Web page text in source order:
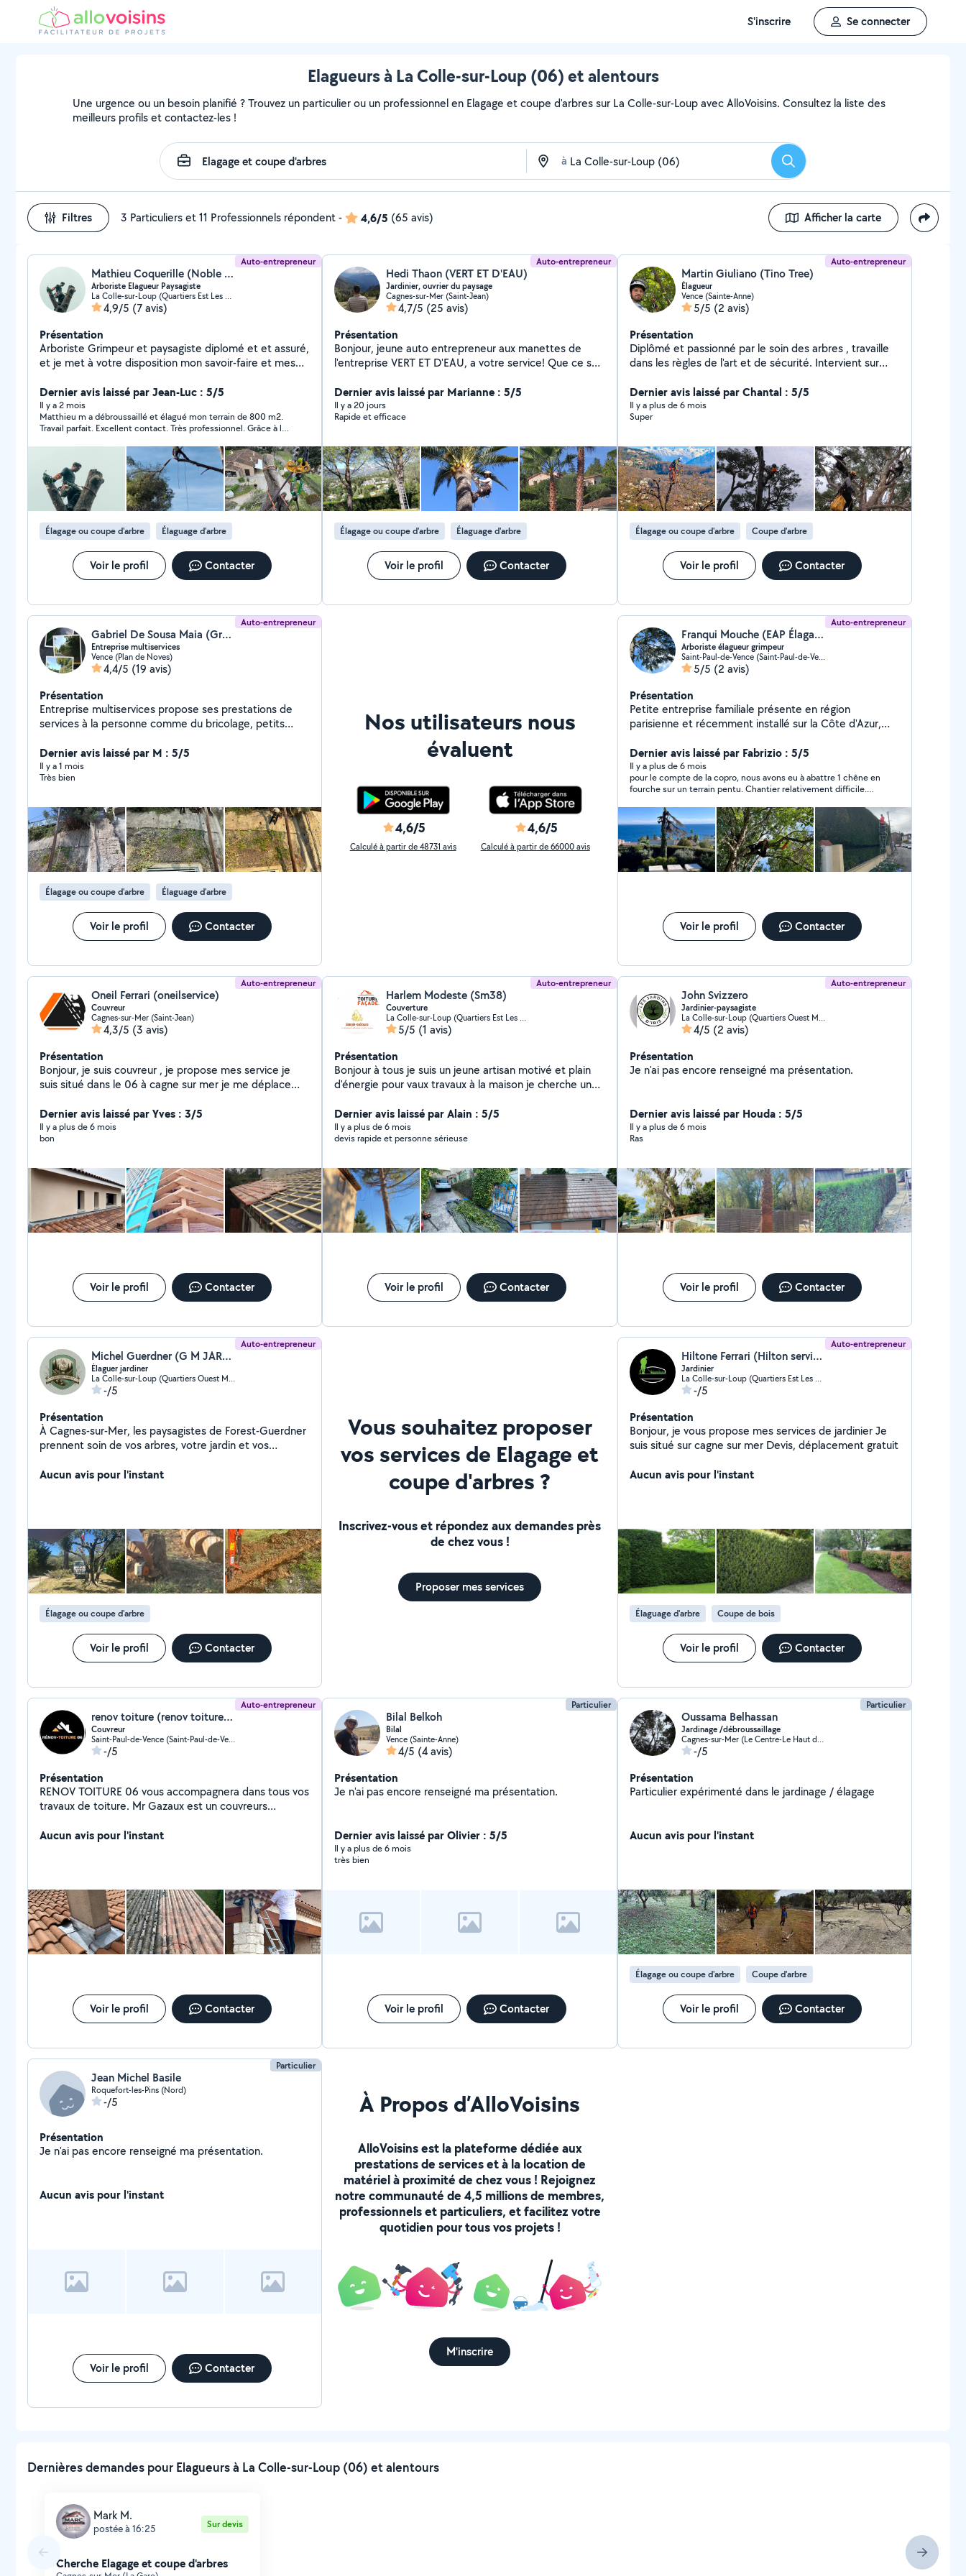
S'inscrire Se connecter
Elagueurs à La Colle-sur-Loup (06) et alentours
Une urgence ou un besoin planifié ? Trouvez un particulier ou un professionnel en Elagage et coupe d'arbres sur La Colle-sur-Loup avec AlloVoisins. Consultez la liste des
meilleurs profils et contactez-les !
à Rechercher
Filtres 3 Particuliers et 11 Professionnels répondent- 4,6/5 (65 avis) Afficher la carte
Auto-entrepreneur
Mathieu Coquerille (Noble Elagage)
Arboriste Elagueur Paysagiste
La Colle-sur-Loup (Quartiers Est Les Salettes-Les Campons)
4,9/5 (7 avis)
Présentation
Arboriste Grimpeur et paysagiste diplomé et et assuré,
et je met à votre disposition mon savoir-faire et mes
dans le respect de leur équilibre. Prestation rapides et
soignées, devis et déplacements gratuits ! Je fais
également bénéficier du crédit d'impôt à mes clients,
donc à hauteur de -50% sur toutes les prestations de
jardins. Les devis sont gratuits, les prestations rapides
et soignées. Bien à vous !
Dernier avis laissé par Jean-Luc : 5/5
Il y a 2 mois
Matthieu m a débroussaillé et élagué mon terrain de 800 m2.
Travail parfait. Excellent contact. Très professionnel. Grâce à lui
Élagage ou coupe d'arbre Élaguage d'arbre
Voir le profil Contacter
Auto-entrepreneur
Hedi Thaon (VERT ET D'EAU)
Jardinier, ouvrier du paysage
Cagnes-sur-Mer (Saint-Jean)
4,7/5 (25 avis)
Présentation
Bonjour, jeune auto entrepreneur aux manettes de
l'entreprise VERT ET D'EAU, a votre service! Que ce soit
remise en etat générale, tailles de haies, arrosage
automatique, en passant par du gros débroussaillage
au simple nettoyage, je sais tout faire! Je suis la pour
temps et en heure avec du matériel professionnel,
alors n'hésitez pas ! adoptez moi !
Dernier avis laissé par Marianne : 5/5
Il y a 20 jours
Rapide et efficace
Élagage ou coupe d'arbre Élaguage d'arbre
Voir le profil Contacter
Auto-entrepreneur
Martin Giuliano (Tino Tree)
Élagueur
Vence (Sainte-Anne)
5/5 (2 avis)
Présentation
Diplômé et passionné par le soin des arbres , travaille
dans les règles de l'art et de sécurité. Intervient sur
de formation - taille architecturée - nettoyage de
palmiers - soins aux arbres - diagnostic - démontage
contrôlé - haubanage. Jeune et dynamique, travaille
Dernier avis laissé par Chantal : 5/5
Il y a plus de 6 mois
Super
Élagage ou coupe d'arbre Coupe d'arbre
Voir le profil Contacter
Auto-entrepreneur
Gabriel De Sousa Maia (Green services & Co)
Entreprise multiservices
Vence (Plan de Noves)
4,4/5 (19 avis)
Présentation
Entreprise multiservices propose ses prestations de
services à la personne comme du bricolage, petits
service de ménage particuliers et locations
saisonnières.
Dernier avis laissé par M : 5/5
Il y a 1 mois
Très bien
Élagage ou coupe d'arbre Élaguage d'arbre
Voir le profil Contacter
Nos utilisateurs nous
évaluent
4,6/5
Calculé à partir de 48731 avis
4,6/5
Calculé à partir de 66000 avis
Auto-entrepreneur
Franqui Mouche (EAP Élagage)
Arboriste élagueur grimpeur
Saint-Paul-de-Vence (Saint-Paul-de-Vence)
5/5 (2 avis)
Présentation
Petite entreprise familiale présente en région
parisienne et récemment installé sur la Côte d'Azur,
dans tout vos projets d'espaces verts
Dernier avis laissé par Fabrizio : 5/5
Il y a plus de 6 mois
pour le compte de la copro, nous avons eu à abattre 1 chêne en
fourche sur un terrain pentu. Chantier relativement difficile.
Voir le profil Contacter
Auto-entrepreneur
Oneil Ferrari (oneilservice)
Couvreur
Cagnes-sur-Mer (Saint-Jean)
4,3/5 (3 avis)
Présentation
Bonjour, je suis couvreur , je propose mes service je
suis situé dans le 06 à cagne sur mer je me déplace
Dernier avis laissé par Yves : 3/5
Il y a plus de 6 mois
bon
Voir le profil Contacter
Auto-entrepreneur
Harlem Modeste (Sm38)
Couverture
La Colle-sur-Loup (Quartiers Est Les Salettes-Les Campons)
5/5 (1 avis)
Présentation
Bonjour à tous je suis un jeune artisan motivé et plain
d'énergie pour vaux travaux à la maison je cherche un
contacter travaille avec des super bon tarif
Dernier avis laissé par Alain : 5/5
Il y a plus de 6 mois
devis rapide et personne sérieuse
Voir le profil Contacter
Auto-entrepreneur
John Svizzero
Jardinier-paysagiste
La Colle-sur-Loup (Quartiers Ouest Montgros-Montmeuille)
4/5 (2 avis)
Présentation
Je n'ai pas encore renseigné ma présentation.
Dernier avis laissé par Houda : 5/5
Il y a plus de 6 mois
Ras
Voir le profil Contacter
Auto-entrepreneur
Michel Guerdner (G M JARDINIER)
Élaguer jardiner
La Colle-sur-Loup (Quartiers Ouest Montgros-Montmeuille)
-/5
Présentation
À Cagnes-sur-Mer, les paysagistes de Forest-Guerdner
prennent soin de vos arbres, votre jardin et vos
la région PACA, notamment à Saint-Paul-de-Vence,
végétation gênant un accès.
Aucun avis pour l'instant
Élagage ou coupe d'arbre
Voir le profil Contacter
Vous souhaitez proposer
vos services de Elagage et
coupe d'arbres ?
Inscrivez-vous et répondez aux demandes près
de chez vous !
Proposer mes services
Auto-entrepreneur
Hiltone Ferrari (Hilton service)
Jardinier
La Colle-sur-Loup (Quartiers Est Les Salettes-Les Campons)
-/5
Présentation
Bonjour, je vous propose mes services de jardinier Je
suis situé sur cagne sur mer Devis, déplacement gratuit
Aucun avis pour l'instant
Élaguage d'arbre Coupe de bois
Voir le profil Contacter
Auto-entrepreneur
renov toiture (renov toiture 06)
Couvreur
Saint-Paul-de-Vence (Saint-Paul-de-Vence)
-/5
Présentation
RENOV TOITURE 06 vous accompagnera dans tous vos
travaux de toiture. Mr Gazaux est un couvreurs
couverture en neuf et rénovation, assurant tous les
toiture , Entretien de toiture, Dépannage d'urgence ...
Le savoir-faire de votre artisan couvreur lui permet
d'intervenir sur tous types de toiture : toitures en
pente, toitures plates, toitures terrasses, Cette
entreprise offre une garantie décennale, un devis
vous besoin d'un artisan capable de fournir un service
de qualité sur vos toitures? Ne tardez plus ! Contactez
Aucun avis pour l'instant
Voir le profil Contacter
Particulier
Bilal Belkoh
Bilal
Vence (Sainte-Anne)
4/5 (4 avis)
Présentation
Je n'ai pas encore renseigné ma présentation.
Dernier avis laissé par Olivier : 5/5
Il y a plus de 6 mois
très bien
Voir le profil Contacter
Particulier
Oussama Belhassan
Jardinage /débroussaillage
Cagnes-sur-Mer (Le Centre-Le Haut de Cagnes)
-/5
Présentation
Particulier expérimenté dans le jardinage / élagage
Aucun avis pour l'instant
Élagage ou coupe d'arbre Coupe d'arbre
Voir le profil Contacter
Particulier
Jean Michel Basile
Roquefort-les-Pins (Nord)
-/5
Présentation
Je n'ai pas encore renseigné ma présentation.
Aucun avis pour l'instant
Voir le profil Contacter
À Propos d’AlloVoisins
AlloVoisins est la plateforme dédiée aux
prestations de services et à la location de
matériel à proximité de chez vous ! Rejoignez
notre communauté de 4,5 millions de membres,
professionnels et particuliers, et facilitez votre
quotidien pour tous vos projets !
M'inscrire
Dernières demandes pour Elagueurs à La Colle-sur-Loup (06) et alentours
Mark M.
postée à 16:25 Sur devis
Cherche Elagage et coupe d'arbres